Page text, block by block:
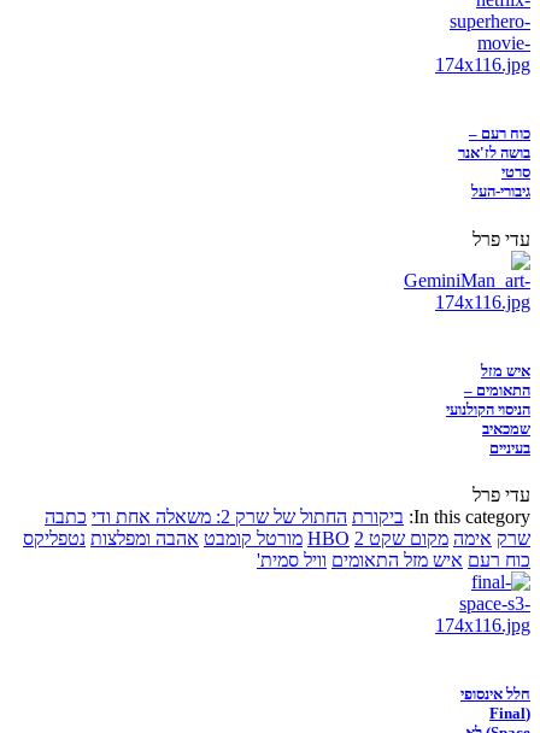
כוח רעם –
בושה לז'אנר
סרטי
גיבורי-העל
עדי פרל
איש מזל
התאומים –
הניסוי הקולנועי
שמכאיב
בעיניים
עדי פרל
In this category: ביקורת החתול של שרק 2: משאלה אחת ודי
כתבה
שרק אימה מקום שקט 2 HBO מורטל קומבט אהבה ומפלצות נטפליקס
כוח רעם איש מזל התאומים וויל סמית'
חלל אינסופי
(Final